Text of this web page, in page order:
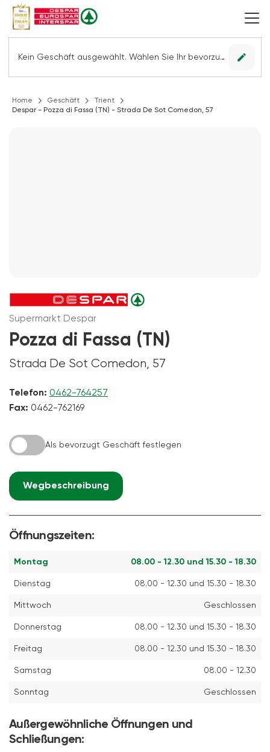
Kein Geschäft ausgewählt. Wählen Sie Ihr bevorzugtes Geschäft, um alle Angebote sehen zu können. edit
Home Geschäft
Trient
Despar - Pozza di Fassa (TN) - Strada De Sot Comedon, 57
Supermarkt Despar
Pozza di Fassa (TN)
Strada De Sot Comedon, 57
Telefon: 0462-764257
Fax: 0462-762169
Als bevorzugt Geschäft festlegen
Wegbeschreibung
Öffnungszeiten:
Montag 08.00 - 12.30 und 15.30 - 18.30
Dienstag 08.00 - 12.30 und 15.30 - 18.30
Mittwoch Geschlossen
Donnerstag 08.00 - 12.30 und 15.30 - 18.30
Freitag 08.00 - 12.30 und 15.30 - 18.30
Samstag 08.00 - 12.30
Sonntag Geschlossen
Außergewöhnliche Öffnungen und
Schließungen: